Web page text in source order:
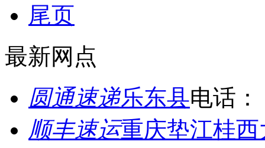
尾页
最新网点
圆通速递乐东县电话：
顺丰速运重庆垫江桂